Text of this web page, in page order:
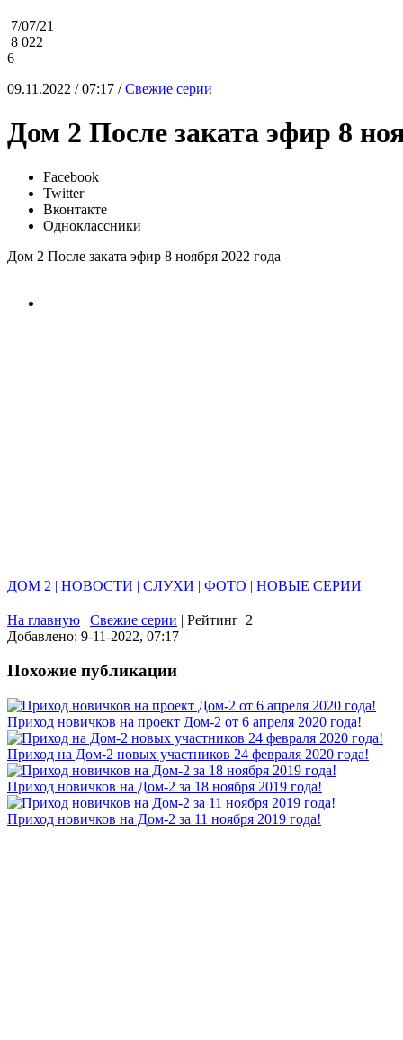
7/07/21
8 022
6
09.11.2022 / 07:17 /Свежие серии
Дом 2 После заката эфир 8
Facebook
Twitter
Вконтакте
Одноклассники
Дом 2 После заката эфир 8 ноября 2022 года
ДОМ 2 | НОВОСТИ | СЛУХИ | ФОТО | НОВЫЕ СЕРИИ
На главную | Свежие серии | Рейтинг 2
Добавлено: 9-11-2022, 07:17
Похожие публикации
Приход новичков на проект Дом-2 от 6 апреля 2020 года!
Приход на Дом-2 новых участников 24 февраля 2020 года!
Приход новичков на Дом-2 за 18 ноября 2019 года!
Приход новичков на Дом-2 за 11 ноября 2019 года!